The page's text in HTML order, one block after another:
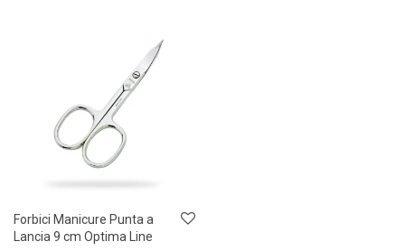
Forbici Manicure Punta a
Lancia 9 cm Optima Line